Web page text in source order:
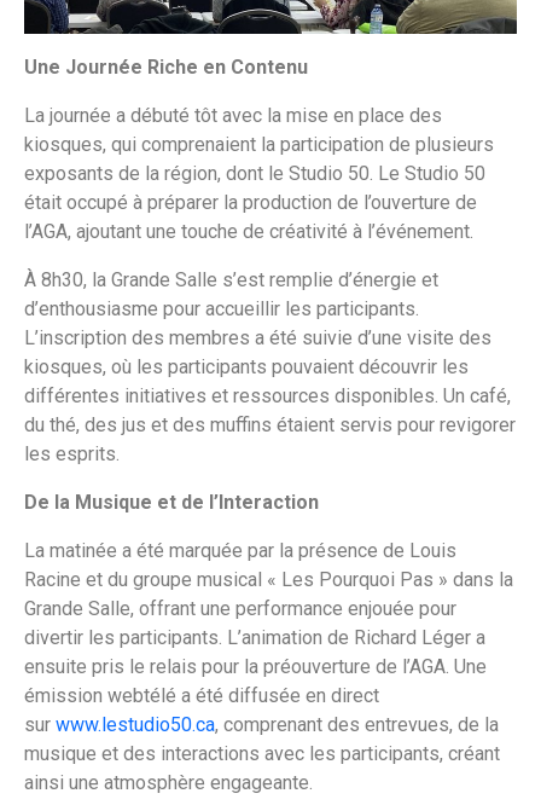
Une Journée Riche en Contenu
La journée a débuté tôt avec la mise en place des
kiosques, qui comprenaient la participation de plusieurs
exposants de la région, dont le Studio 50. Le Studio 50
était occupé à préparer la production de l’ouverture de
l’AGA, ajoutant une touche de créativité à l’événement.
À 8h30, la Grande Salle s’est remplie d’énergie et
d’enthousiasme pour accueillir les participants.
L’inscription des membres a été suivie d’une visite des
kiosques, où les participants pouvaient découvrir les
différentes initiatives et ressources disponibles. Un café,
du thé, des jus et des muffins étaient servis pour revigorer
les esprits.
De la Musique et de l’Interaction
La matinée a été marquée par la présence de Louis
Racine et du groupe musical « Les Pourquoi Pas » dans la
Grande Salle, offrant une performance enjouée pour
divertir les participants. L’animation de Richard Léger a
ensuite pris le relais pour la préouverture de l’AGA. Une
émission webtélé a été diffusée en direct
sur www.lestudio50.ca, comprenant des entrevues, de la
musique et des interactions avec les participants, créant
ainsi une atmosphère engageante.